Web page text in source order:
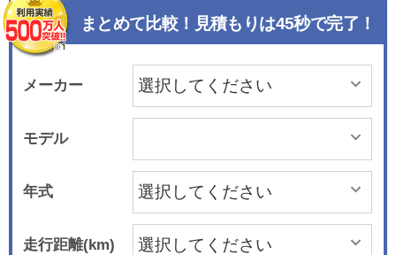
まとめて比較！見積もりは45秒で完了！
メーカー
モデル
年式
走行距離(km)